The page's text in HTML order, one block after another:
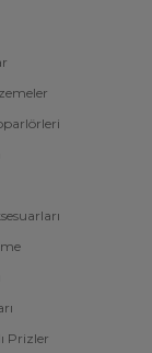
Prizler